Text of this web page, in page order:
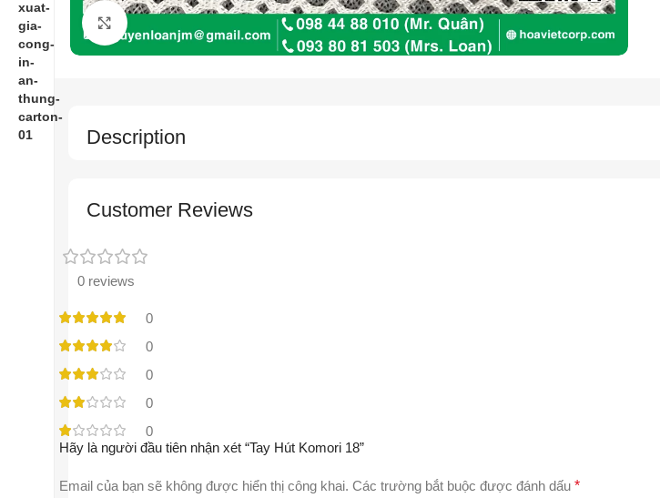
Description
Customer Reviews
0 reviews
0
0
0
0
0
Hãy là người đầu tiên nhận xét “Tay Hút Komori 18”
Email của bạn sẽ không được hiển thị công khai. Các trường bắt buộc được đánh dấu *